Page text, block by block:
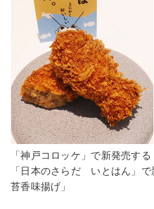
「神戸コロッケ」で新発売す
「日本のさらだ いとはん」
苔香味揚げ」